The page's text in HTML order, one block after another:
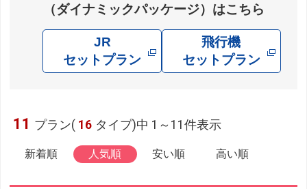
（ダイナミックパッケージ）はこちら
JR
セットプラン
飛行機
セットプラン
11 プラン( 16 タイプ)中 1～11件表示
新着順 人気順 安い順 高い順